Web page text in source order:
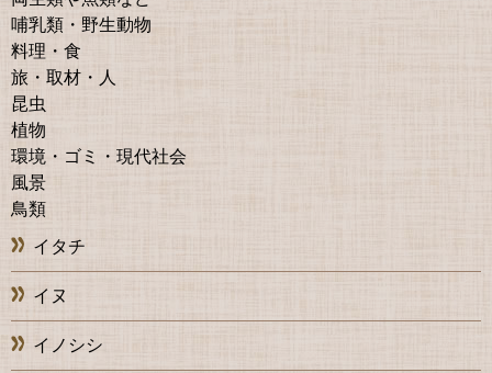
哺乳類・野生動物
料理・食
旅・取材・人
昆虫
植物
環境・ゴミ・現代社会
風景
鳥類
イタチ
イヌ
イノシシ